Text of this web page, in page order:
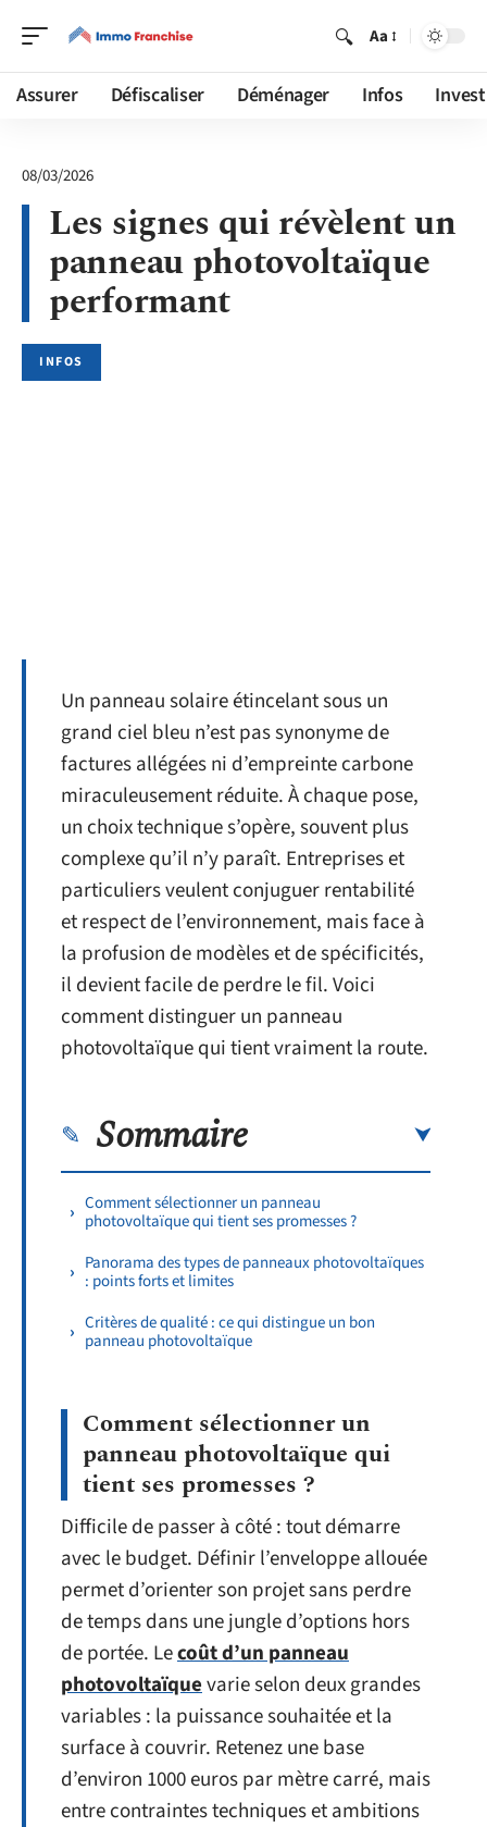
Aa
Assurer Défiscaliser Déménager Infos
08/03/2026
Les signes qui révèlent un
panneau photovoltaïque
performant
INFOS
Un panneau solaire étincelant sous un
grand ciel bleu n’est pas synonyme de
factures allégées ni d’empreinte carbone
miraculeusement réduite. À chaque pose,
un choix technique s’opère, souvent plus
complexe qu’il n’y paraît. Entreprises et
particuliers veulent conjuguer rentabilité
et respect de l’environnement, mais face à
la profusion de modèles et de spécificités,
il devient facile de perdre le fil. Voici
comment distinguer un panneau
photovoltaïque qui tient vraiment la route.
Sommaire
Comment sélectionner un panneau
photovoltaïque qui tient ses promesses ?
Panorama des types de panneaux photovoltaïques
: points forts et limites
Critères de qualité : ce qui distingue un bon
panneau photovoltaïque
Comment sélectionner un
panneau photovoltaïque qui
tient ses promesses ?
Difficile de passer à côté : tout démarre
avec le budget. Définir l’enveloppe allouée
permet d’orienter son projet sans perdre
de temps dans une jungle d’options hors
de portée. Lecoût d’un panneau
photovoltaïquevarie selon deux grandes
variables : la puissance souhaitée et la
surface à couvrir. Retenez une base
d’environ 1000 euros par mètre carré, mais
entre contraintes techniques et ambitions